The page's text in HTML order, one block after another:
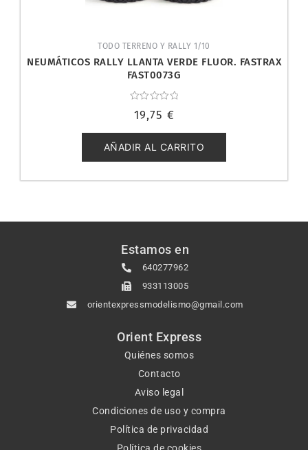
TODO TERRENO Y RALLY 1/10
NEUMÁTICOS RALLY LLANTA VERDE FLUOR. FASTRAX
FAST0073G
con
de
5
19,75 €
AÑADIR AL CARRITO
Estamos en
640277962
933113005
orientexpressmodelismo@gmail.com
Orient Express
Quiénes somos
Contacto
Aviso legal
Condiciones de uso y compra
Política de privacidad
Política de cookies